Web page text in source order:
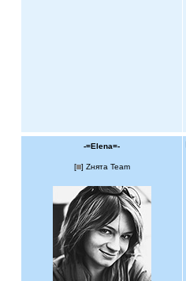
-=Elena=-
[ ] Zнята Team